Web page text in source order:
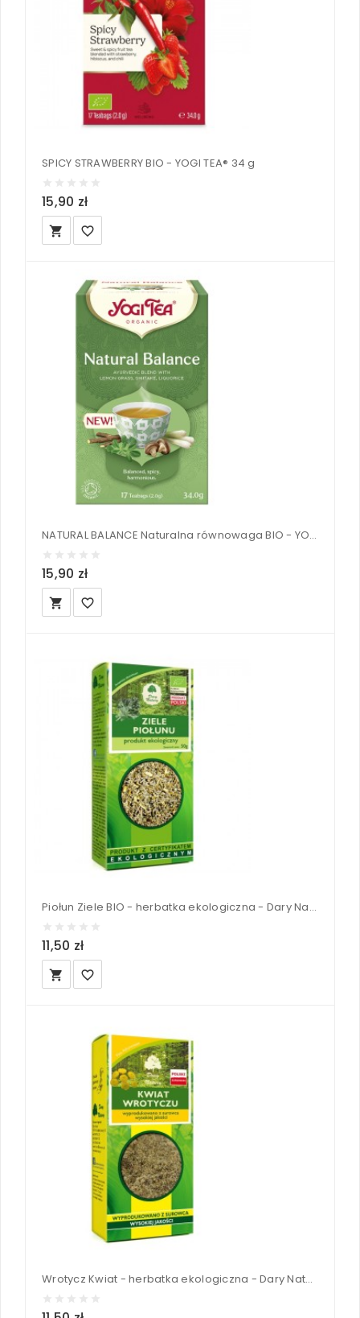
SPICY STRAWBERRY BIO - YOGI TEA® 34 g
15,90 zł
local_grocery_store favorite_border
NATURAL BALANCE Naturalna równowaga BIO - YOGI TEA®
15,90 zł
local_grocery_store favorite_border
Piołun Ziele BIO - herbatka ekologiczna - Dary Natury 50 g
11,50 zł
local_grocery_store favorite_border
Wrotycz Kwiat - herbatka ekologiczna - Dary Natury 50 g